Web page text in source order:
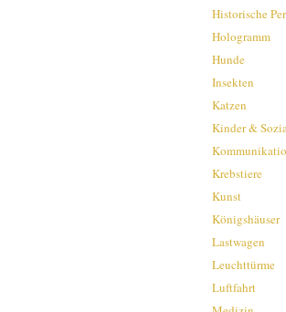
Historische
Hologramm
Hunde
Insekten
Katzen
Kinder &
Krebstiere
Kunst
Königshäuser
Lastwagen
Leuchttürme
Luftfahrt